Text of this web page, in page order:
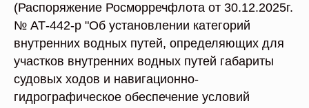
(Распоряжение Росморречфлота от 30.12.2025г.
№ АТ-442-р "Об установлении категорий
внутренних водных путей, определяющих для
участков внутренних водных путей габариты
судовых ходов и навигационно-
гидрографическое обеспечение условий